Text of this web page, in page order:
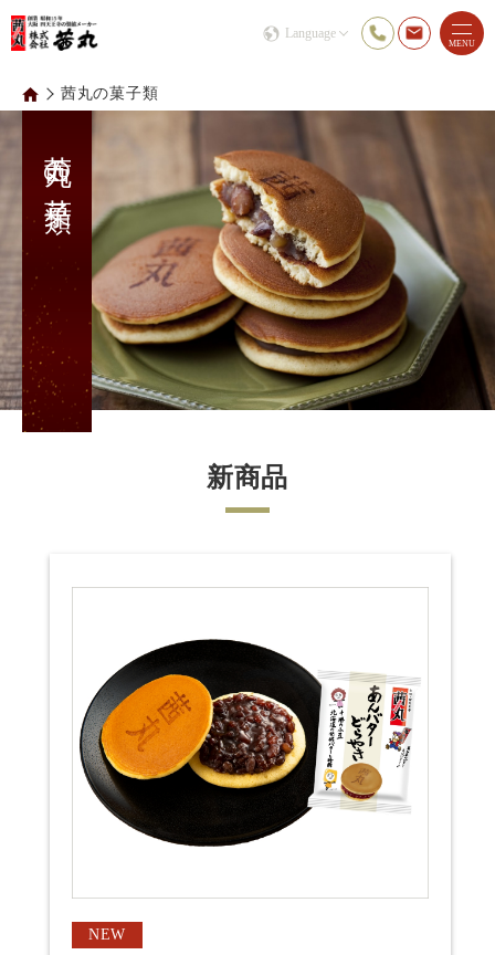
MENU
Language
茜丸の菓子類
茜丸の菓子類
新商品
NEW